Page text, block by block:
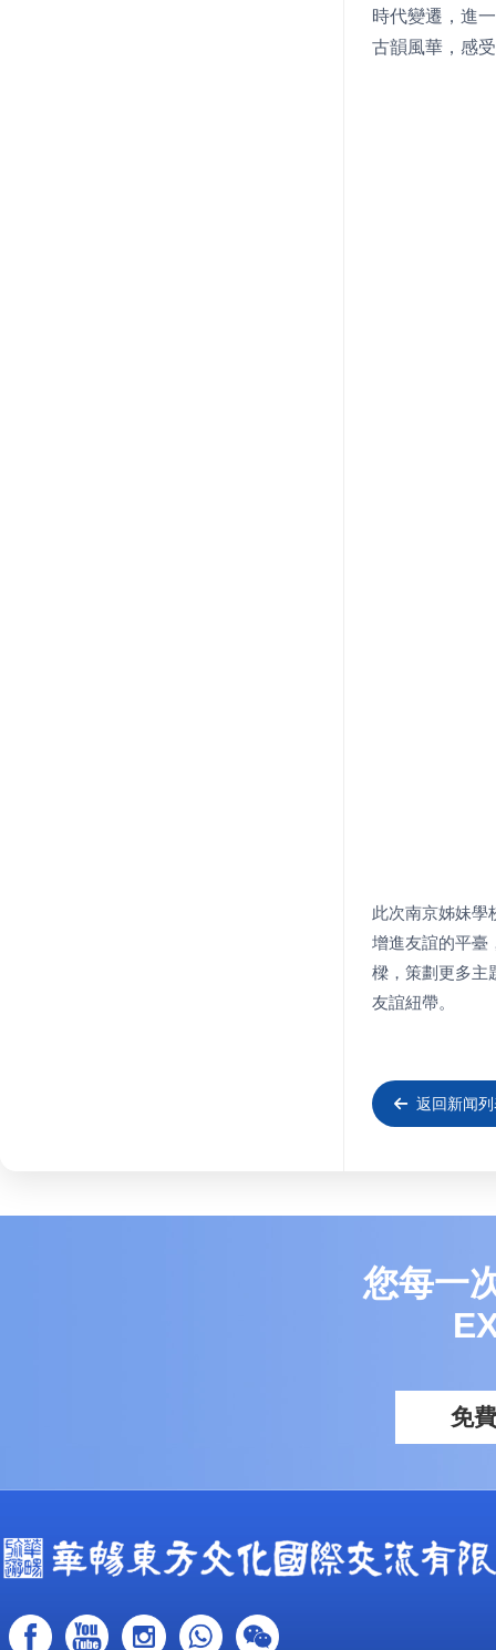
時代變遷，進
古韻風華，感
此次南京姊妹學
增進友誼的平臺
樑，策劃更多主
友誼紐帶。
返回新闻
您每一
免